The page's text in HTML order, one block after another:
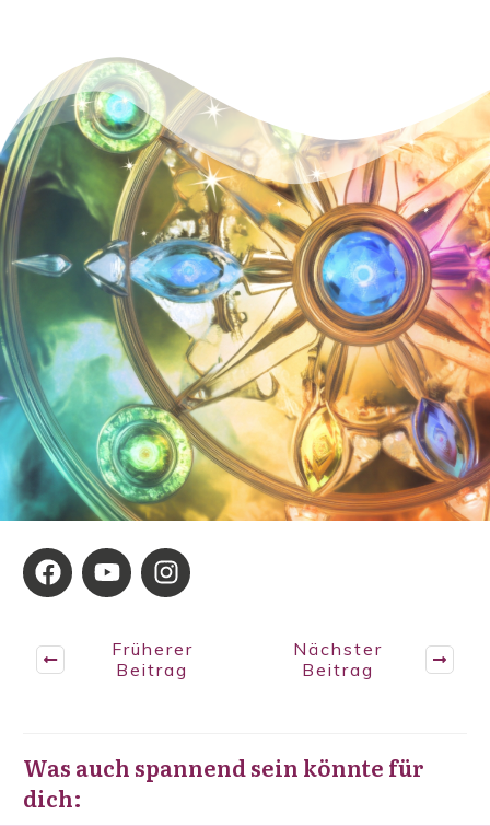
Früherer
Beitrag
Nächster
Beitrag
Was auch spannend sein könnte für
dich: